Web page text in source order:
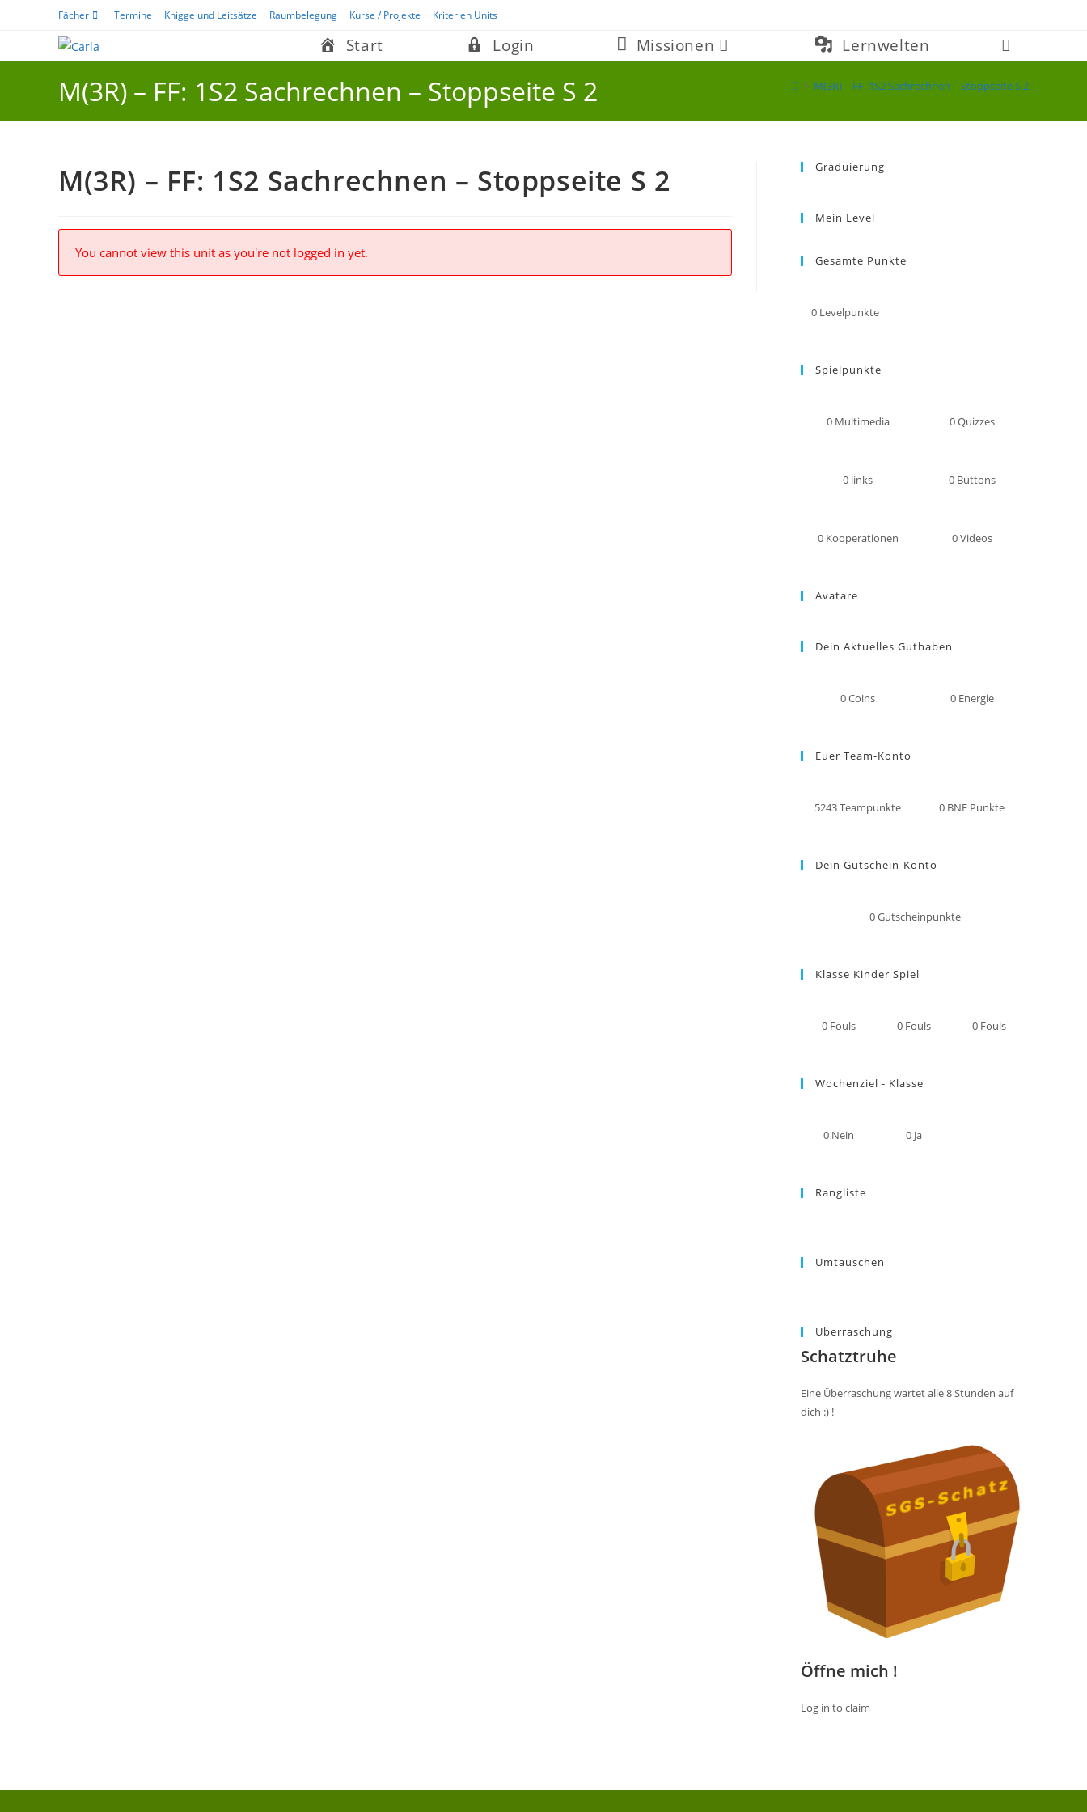
Fächer Termine Knigge und Leitsätze Raumbelegung Kurse / Projekte Kriterien Units
Start Login Missionen Lernwelten
Website-
M(3R) – FF: 1S2 Sachrechnen – Stoppseite S 2 > M(3R) – FF: 1S2 Sachrechnen – Stoppseite S 2
M(3R) – FF: 1S2 Sachrechnen – Stoppseite S 2
You cannot view this unit as you're not logged in yet.
Graduierung
Mein Level
Gesamte Punkte
0 Levelpunkte
Spielpunkte
0 Multimedia 0Quizzes
0 links 0 Buttons
0 Kooperationen 0Videos
Avatare
Dein Aktuelles Guthaben
0Coins 0 Energie
Euer Team-Konto
5243Teampunkte 0 BNE Punkte
Dein Gutschein-Konto
0Gutscheinpunkte
Klasse Kinder Spiel
0 Fouls 0 Fouls 0 Fouls
Wochenziel - Klasse
0 Nein 0 Ja
Rangliste
Umtauschen
Überraschung
Schatztruhe
Eine Überraschung wartet alle 8 Stunden auf
dich :) !
Öffne mich !
Log in to claim